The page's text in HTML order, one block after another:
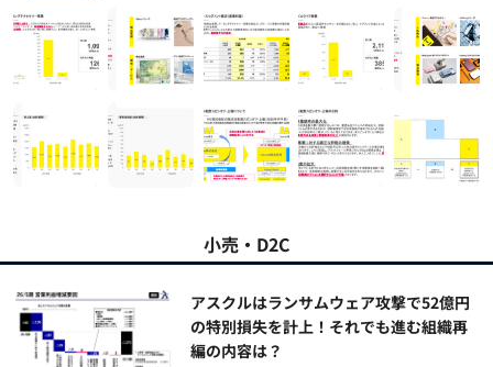
小売・D2C
アスクルはランサムウェア攻撃で52億円
の特別損失を計上！それでも進む組織再
編の内容は？